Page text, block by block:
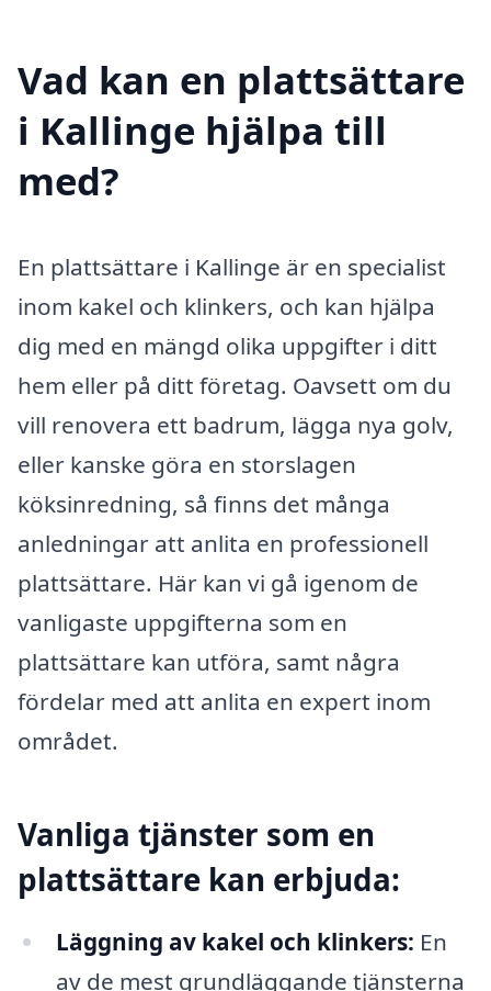
Vad kan en plattsättare
i Kallinge hjälpa till
med?
En plattsättare i Kallinge är en specialist
inom kakel och klinkers, och kan hjälpa
dig med en mängd olika uppgifter i ditt
hem eller på ditt företag. Oavsett om du
vill renovera ett badrum, lägga nya golv,
eller kanske göra en storslagen
köksinredning, så finns det många
anledningar att anlita en professionell
plattsättare. Här kan vi gå igenom de
vanligaste uppgifterna som en
plattsättare kan utföra, samt några
fördelar med att anlita en expert inom
området.
Vanliga tjänster som en
plattsättare kan erbjuda:
Läggning av kakel och klinkers: En
av de mest grundläggande tjänsterna